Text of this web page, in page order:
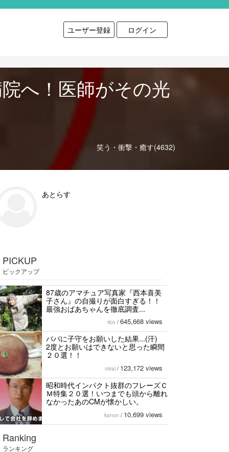
ユーザー登録 ログイン
へ！医師がその光
笑う・衝撃・癒す(4632)
あとらす
PICKUP
ピックアップ
87歳のアマチュア写真家『西本喜美
子さん』の自撮りが面白すぎる！！
最強おばあちゃんを徹底調査...
rico / 645,668 views
パパに子守をお願いした結果...(汗)
2度とお願いはできないと思った瞬間
２０選！！
mirai / 123,172 views
昭和時代インパクト抜群のフレーズＣ
Ｍ特集２０選！いつまでも頭から離れ
なかったあのCMが懐かしい。
kanon / 10,699 views
Ranking
ランキング